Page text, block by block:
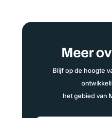
Meer
Blijf op de hoogte
het gebied van